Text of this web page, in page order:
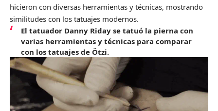
hicieron con diversas herramientas y técnicas, mostrando
similitudes con los tatuajes modernos.
El tatuador Danny Riday se tatuó la pierna con
varias herramientas y técnicas para comparar
con los tatuajes de Ötzi.